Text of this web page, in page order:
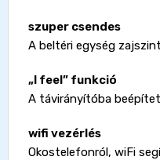
szuper csendes
A beltéri egység
„I feel” funkció
A távirányítóba
wifi vezérlés
Okostelefonról, wiFi